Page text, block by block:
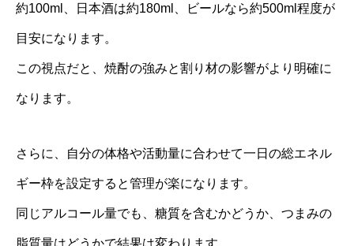
約100ml、日本酒は約180ml、ビールなら約500ml程度が
目安になります。
この視点だと、焼酎の強みと割り材の影響がより明確に
なります。
さらに、自分の体格や活動量に合わせて一日の総エネル
ギー枠を設定すると管理が楽になります。
同じアルコール量でも、糖質を含むかどうか、つまみの
脂質量はどうかで結果は変わります。